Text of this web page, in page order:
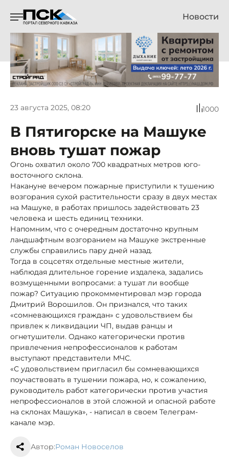
Новости
23 августа 2025, 08:20 1000
В Пятигорске на Машуке
вновь тушат пожар
Огонь охватил около 700 квадратных метров юго-
восточного склона.
Накануне вечером пожарные приступили к тушению
возгорания сухой растительности сразу в двух местах
на Машуке, в работах пришлось задействовать 23
человека и шесть единиц техники.
Напомним, что с очередным достаточно крупным
ландшафтным возгоранием на Машуке экстренные
службы справились пару дней назад.
Тогда в соцсетях отдельные местные жители,
наблюдая длительное горение издалека, задались
возмущенными вопросами: а тушат ли вообще
пожар? Ситуацию прокомментировал мэр города
Дмитрий Ворошилов. Он признался, что таких
«сомневающихся граждан» с удовольствием бы
привлек к ликвидации ЧП, выдав ранцы и
огнетушители. Однако категорически против
привлечения непрофессионалов к работам
выступают представители МЧС.
«С удовольствием пригласил бы сомневающихся
поучаствовать в тушении пожара, но, к сожалению,
руководитель работ категорически против участия
непрофессионалов в этой сложной и опасной работе
на склонах Машука», - написал в своем Телеграм-
канале мэр.
Автор:Роман Новоселов